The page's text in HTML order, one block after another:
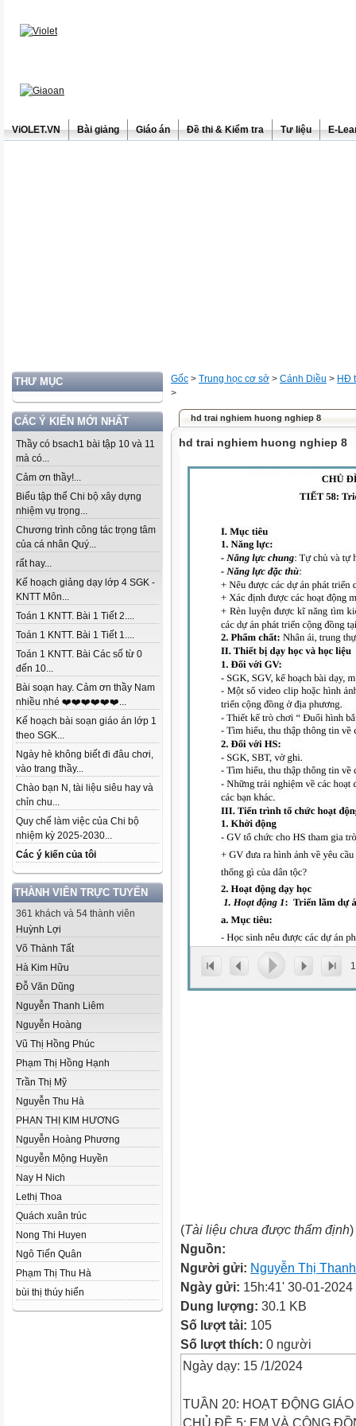
ViOLET.VN Bài giảng Giáo án Đề thi & Kiểm tra Tư liệu E-
THƯ MỤC
CÁC Ý KIẾN MỚI NHẤT
Thầy có bsach1 bài tập 10 và 11
mà có...
Cảm ơn thầy!...
Biểu tập thể Chi bộ xây dựng
nhiệm vụ trọng...
Chương trình công tác trọng tâm
của cá nhân Quý...
rất hay...
Kế hoạch giảng dạy lớp 4 SGK -
KNTT Môn...
Toán 1 KNTT. Bài 1 Tiết 2....
Toán 1 KNTT. Bài 1 Tiết 1....
Toán 1 KNTT. Bài Các số từ 0
đến 10...
Bài soạn hay. Cảm ơn thầy Nam
nhiều nhé ❤️❤️❤️❤️❤️❤️...
Kế hoạch bài soạn giáo án lớp 1
theo SGK...
Ngày hè không biết đi đâu chơi,
vào trang thầy...
Chào bạn N, tài liệu siêu hay và
chỉn chu...
Quy chế làm việc của Chi bộ
nhiệm kỳ 2025-2030...
Các ý kiến của tôi
THÀNH VIÊN TRỰC TUYẾN
361 khách và 54 thành viên
Huỳnh Lợi
Võ Thành Tất
Hà Kim Hữu
Đỗ Văn Dũng
Nguyễn Thanh Liêm
Nguyễn Hoàng
Vũ Thị Hồng Phúc
Phạm Thị Hồng Hạnh
Trần Thị Mỹ
Nguyễn Thu Hà
PHAN THỊ KIM HƯƠNG
Nguyễn Hoàng Phương
Nguyễn Mộng Huyền
Nay H Nich
Lethị Thoa
Quách xuân trúc
Nong Thi Huyen
Ngô Tiến Quân
Phạm Thị Thu Hà
bùi thị thúy hiển
Gốc > Trung học cơ sở > Cánh Diều > HĐ
>
hd trai nghiem huong nghiep 8
hd trai nghiem huong nghiep 8
1
(Tài liệu chưa được thẩm định)
Nguồn:
Người gửi: Nguyễn Thị
Ngày gửi: 15h:41' 30-01-2024
Dung lượng: 30.1 KB
Số lượt tải: 105
Số lượt thích: 0 người
Ngày dạy: 15 /1/2024
TUẦN 20: HOẠT ĐỘNG
CHỦ ĐỀ 5: EM VÀ CỘNG